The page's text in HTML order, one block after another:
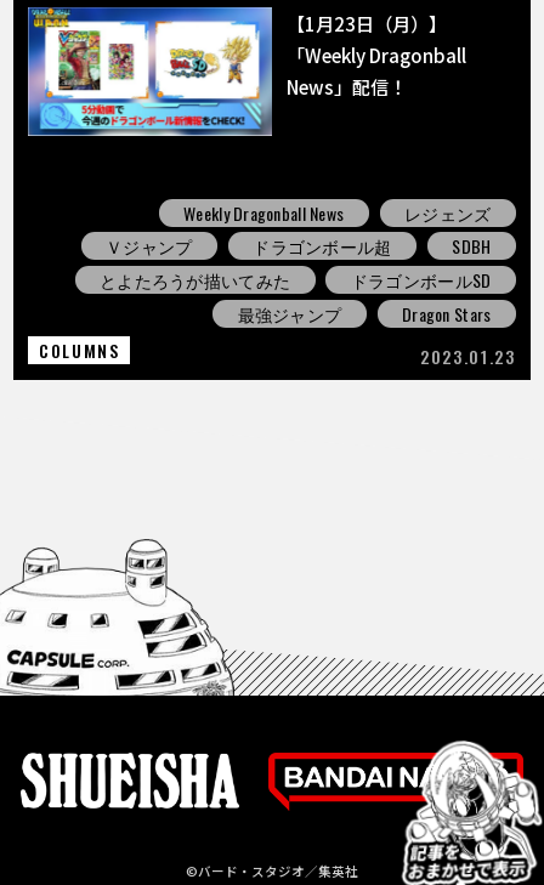
【1月23日（月）】
「Weekly Dragonball
News」配信！
Weekly Dragonball News
レジェンズ
Ｖジャンプ
ドラゴンボール超
SDBH
とよたろうが描いてみた
ドラゴンボールSD
最強ジャンプ
Dragon Stars
COLUMNS
2023.01.23
©バード・スタジオ／集英社